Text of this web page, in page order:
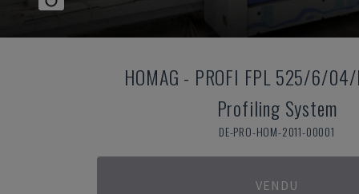
HOMAG - PROFI FPL 525/6/
Profiling System
DE-PRO-HOM-2011-00001
VENDU